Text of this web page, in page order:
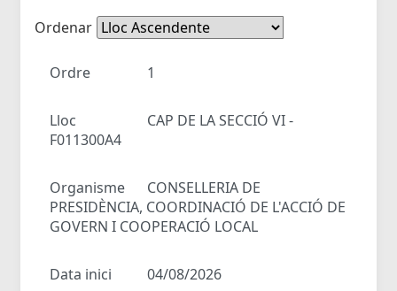
Ordenar
Ordre 1
Lloc
CAP DE LA SECCIÓ VI -
F011300A4
Organisme
CONSELLERIA DE
PRESIDÈNCIA, COORDINACIÓ DE L'ACCIÓ DE
GOVERN I COOPERACIÓ LOCAL
Data inici 04/08/2026